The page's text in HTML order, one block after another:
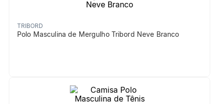
TRIBORD
Polo Masculina de Mergulho Tribord Neve Branco